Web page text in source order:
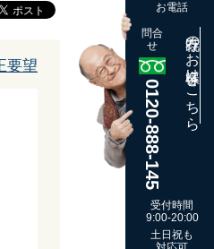
要望
お電話
問合
せ
0120-888-145
既存のお客様はこちら
受付時間
9:00-20:00
土日祝も